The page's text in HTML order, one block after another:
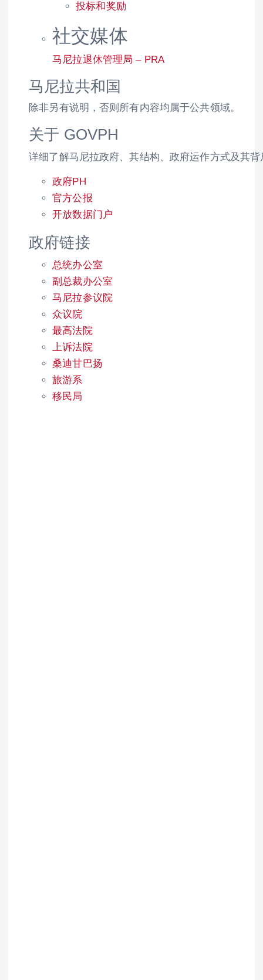
投标和奖励
社交媒体
马尼拉退休管理局 – PRA
马尼拉共和国
除非另有说明，否则所有内容均属于公共领域。
关于 GOVPH
详细了解马尼拉政府、其结构、政府运作方式及其背
政府PH
官方公报
开放数据门户
政府链接
总统办公室
副总裁办公室
马尼拉参议院
众议院
最高法院
上诉法院
桑迪甘巴扬
旅游系
移民局